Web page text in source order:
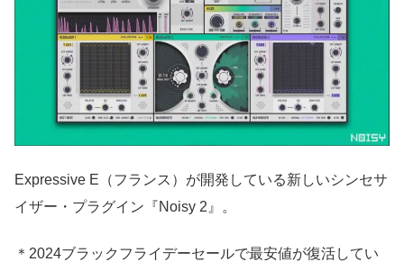
Expressive E（フランス）が開発している新しいシンセサ
イザー・プラグイン『Noisy 2』。
＊2024ブラックフライデーセールで最安値が復活してい